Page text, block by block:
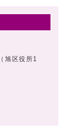
旭区役所1